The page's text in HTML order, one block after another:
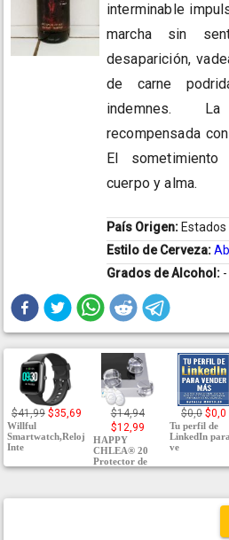
interminable
marcha sin
desaparición,
de carne
indemnes.
recompensada
El
cuerpo y alma.
País Origen: Estados
Estilo de Cerveza:
Grados de Alcohol: -
$41,99 $35,69
Willful
Smartwatch,Reloj
Inte
$14,94
$12,99
HAPPY
CHLEA® 20
Protector de
$0,0 $0,0
Tu perfil de
LinkedIn para
ve